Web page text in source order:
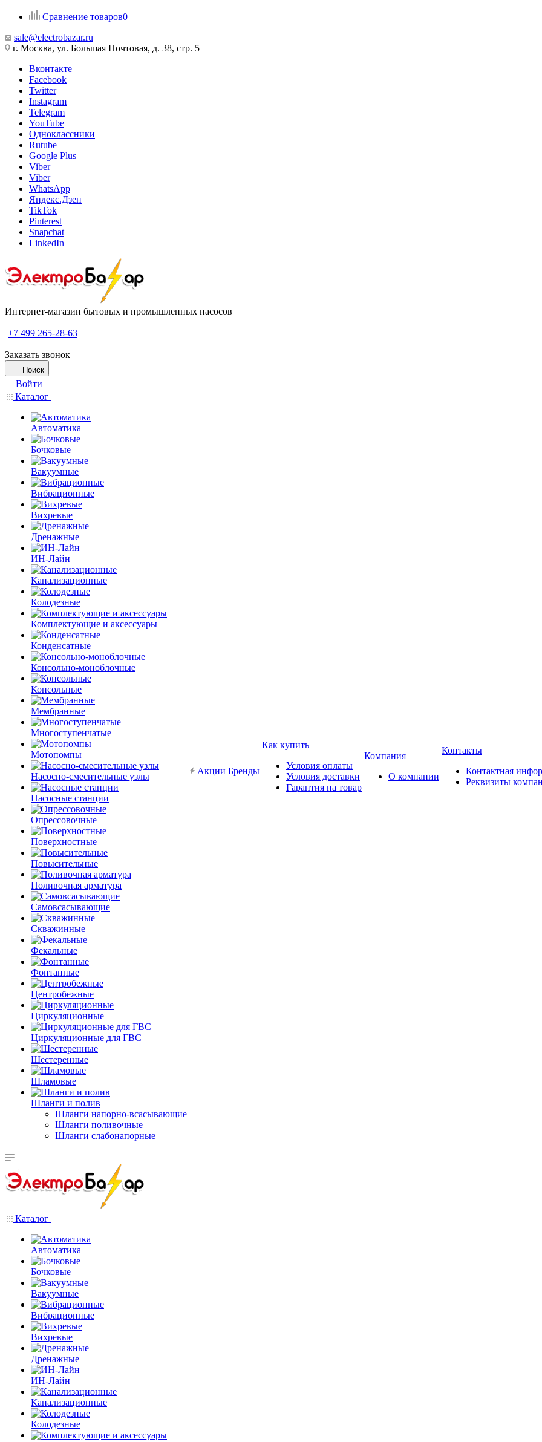
Сравнение товаров0
sale@electrobazar.ru
г. Москва, ул. Большая Почтовая, д. 38, стр. 5
Вконтакте
Facebook
Twitter
Instagram
Telegram
YouTube
Одноклассники
Rutube
Google Plus
Viber
Viber
WhatsApp
Яндекс.Дзен
TikTok
Pinterest
Snapchat
LinkedIn
Интернет-магазин бытовых и промышленных насосов
+7 499 265-28-63
Заказать звонок
Поиск
Войти
Каталог
Автоматика
Бочковые
Вакуумные
Вибрационные
Вихревые
Дренажные
ИН-Лайн
Канализационные
Колодезные
Комплектующие и аксессуары
Конденсатные
Консольно-моноблочные
Консольные
Мембранные
Многоступенчатые
Мотопомпы
Насосно-смесительные узлы
Насосные станции
Опрессовочные
Поверхностные
Повысительные
Поливочная арматура
Самовсасывающие
Скважинные
Фекальные
Фонтанные
Центробежные
Циркуляционные
Циркуляционные для ГВС
Шестеренные
Шламовые
Шланги и полив
Шланги напорно-всасывающие
Шланги поливочные
Шланги слабонапорные
Акции Бренды
Как купить
Условия оплаты
Условия доставки
Гарантия на товар
Компания
О компании
Контакты
Контактная
Реквизиты
Каталог
Автоматика
Бочковые
Вакуумные
Вибрационные
Вихревые
Дренажные
ИН-Лайн
Канализационные
Колодезные